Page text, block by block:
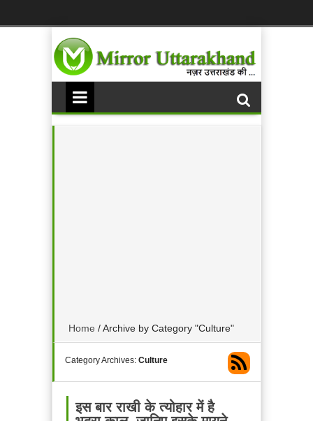
Home /Archive by Category "Culture"
Category Archives: Culture
इस बार राखी के त्योहार में है